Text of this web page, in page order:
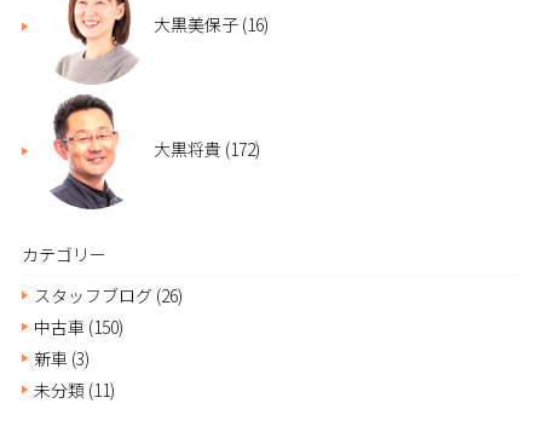
大黒美保子 (16)
大黒将貴 (172)
カテゴリー
スタッフブログ (26)
中古車 (150)
新車 (3)
未分類 (11)